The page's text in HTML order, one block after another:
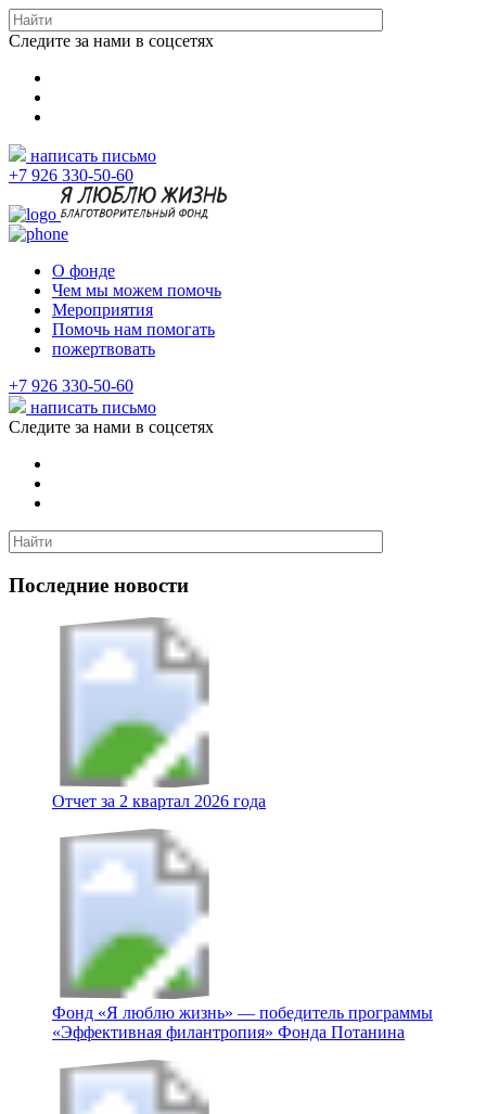
Следите за нами в соцсетях
написать письмо
+7 926 330-50-60
О фонде
Чем мы можем помочь
Мероприятия
Помочь нам помогать
пожертвовать
+7 926 330-50-60
написать письмо
Следите за нами в соцсетях
Последние новости
Отчет за 2 квартал 2026 года
Фонд «Я люблю жизнь» — победитель программы
«Эффективная филантропия» Фонда Потанина